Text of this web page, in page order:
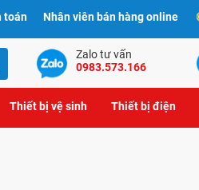
toán Nhân viên bán hàng online
Zalo tư vấn
0983.573.166
Thiết bị vệ sinh Thiết bị điện